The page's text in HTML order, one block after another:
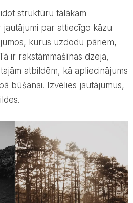
jautājumi par attiecīgo kāzu
kurus uzdodu pāriem,
ir rakstāmmašīnas dzeja,
atbildēm, kā apliecinājums
būšanai. Izvēlies jautājumus,